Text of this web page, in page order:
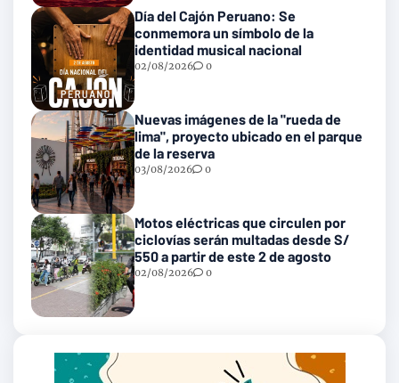
Día del Cajón Peruano: Se
conmemora un símbolo de la
identidad musical nacional
02/08/2026 0
Nuevas imágenes de la "rueda de
lima", proyecto ubicado en el parque
de la reserva
03/08/2026 0
Motos eléctricas que circulen por
ciclovías serán multadas desde S/
550 a partir de este 2 de agosto
02/08/2026 0